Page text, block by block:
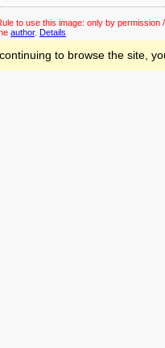
to use this image: only by permission
author. Details
to browse the site,